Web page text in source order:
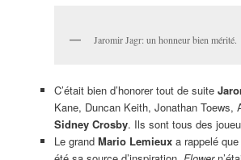
Jaromir Jagr: un honneur bien mérité.
C’était bien d’honorer tout de suite
Kane, Duncan Keith, Jonathan Toews,
Sidney Crosby. Ils sont tous des
Le grand Mario Lemieuxa rappelé que